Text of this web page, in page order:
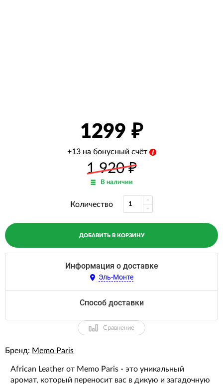
1299
+13 на бонусный счёт
1 920₽
В наличии
Количество
ДОБАВИТЬ В КОРЗИНУ
Информация о доставке
Эль-Монте
Способ доставки
Сравнение
Бренд: Memo Paris
African Leather от Memo Paris - это уникальный
аромат, который переносит вас в дикую и загадочную